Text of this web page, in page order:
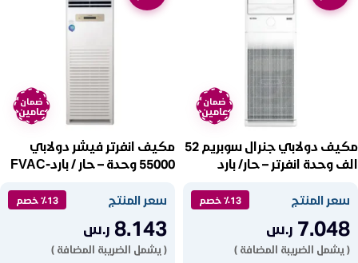
ضمان
عامين
مكيف دولابي جنرال سوبريم 52
الف وحدة انفرتر – حار/ بارد
سعر المنتج ٪13 خصم
7.048 ر.س
( يشمل الضريبة المضافة )
ضمان
عامين
مكيف انفرتر فيشر دولابي
55000 وحدة – حار / باردFVAC-
سعر المنتج ٪13 خصم
8.143 ر.س
( يشمل الضريبة المضافة )